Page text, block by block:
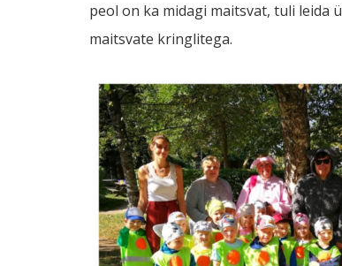
peol on ka midagi maitsvat, tuli leida
maitsvate kringlitega.